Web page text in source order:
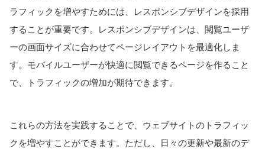
ラフィックを増やすためには、レスポンシブデザインを採用
することが重要です。レスポンシブデザインは、閲覧ユーザ
ーの画面サイズに合わせてページレイアウトを最適化しま
す。モバイルユーザーが快適に閲覧できるページを作ること
で、トラフィックの増加が期待できます。
これらの方法を実践することで、ウェブサイトのトラフィッ
クを増やすことができます。ただし、日々の更新や最新のデ